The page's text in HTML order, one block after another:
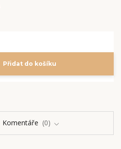
Přidat do košíku
Komentáře 0